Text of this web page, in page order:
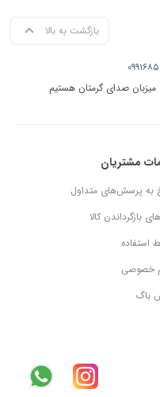
بازگشت به بالا
مشتریان
به پرسش‌های متداول
بازگرداندن کالا
استفاده
خصوصی
باگ